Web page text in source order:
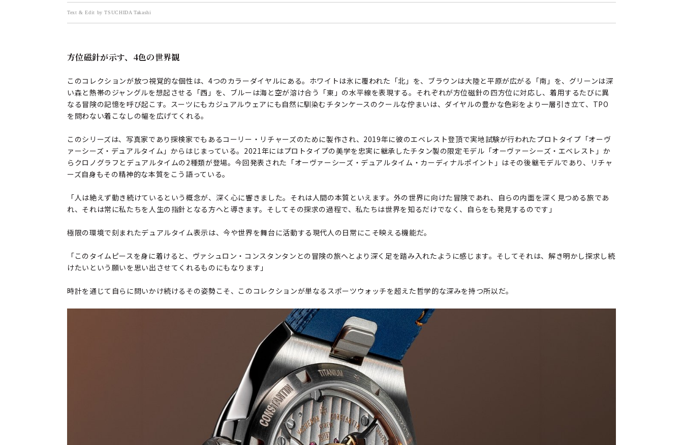
Text & Edit by TSUCHIDA Takashi
方位磁針が示す、4色の世界観
このコレクションが放つ視覚的な個性は、4つのカラーダイヤルにある。ホワイトは氷に覆われた「北」を、ブラウンは大陸と平原が広がる「南」を、グリーンは深
い森と熱帯のジャングルを想起させる「西」を、ブルーは海と空が溶け合う「東」の水平線を表現する。それぞれが方位磁針の四方位に対応し、着用するたびに異
なる冒険の記憶を呼び起こす。スーツにもカジュアルウェアにも自然に馴染むチタンケースのクールな佇まいは、ダイヤルの豊かな色彩をより一層引き立て、TPO
を問わない着こなしの幅を広げてくれる。
このシリーズは、写真家であり探検家でもあるコーリー・リチャーズのために製作され、2019年に彼のエベレスト登頂で実地試験が行われたプロトタイプ「オーヴ
ァーシーズ・デュアルタイム」からはじまっている。2021年にはプロトタイプの美学を忠実に継承したチタン製の限定モデル「オーヴァーシーズ・エベレスト」か
らクロノグラフとデュアルタイムの2種類が登場。今回発表された「オーヴァーシーズ・デュアルタイム・カーディナルポイント」はその後継モデルであり、リチャ
ーズ自身もその精神的な本質をこう語っている。
「人は絶えず動き続けているという概念が、深く心に響きました。それは人間の本質といえます。外の世界に向けた冒険であれ、自らの内面を深く見つめる旅であ
れ、それは常に私たちを人生の指針となる方へと導きます。そしてその探求の過程で、私たちは世界を知るだけでなく、自らをも発見するのです」
極限の環境で刻まれたデュアルタイム表示は、今や世界を舞台に活動する現代人の日常にこそ映える機能だ。
「このタイムピースを身に着けると、ヴァシュロン・コンスタンタンとの冒険の旅へとより深く足を踏み入れたように感じます。そしてそれは、解き明かし探求し続
けたいという願いを思い出させてくれるものにもなります」
時計を通じて自らに問いかけ続けるその姿勢こそ、このコレクションが単なるスポーツウォッチを超えた哲学的な深みを持つ所以だ。